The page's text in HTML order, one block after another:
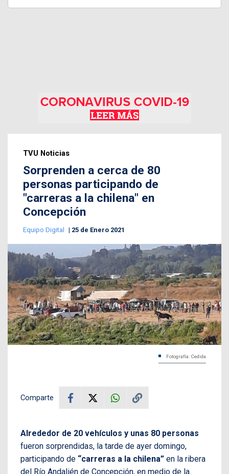
TVU Noticias
Sorprenden a cerca de 80
personas participando de
"carreras a la chilena" en
Concepción
Equipo Digital 25 de Enero 2021
Fotografía: Cedida
Comparte
Alrededor de 20 vehículos y unas 80 personas
fueron sorprendidas, la tarde de ayer domingo,
participando de “carreras a la chilena” en la ribera
del Río Andalién de Concepción, en medio de la